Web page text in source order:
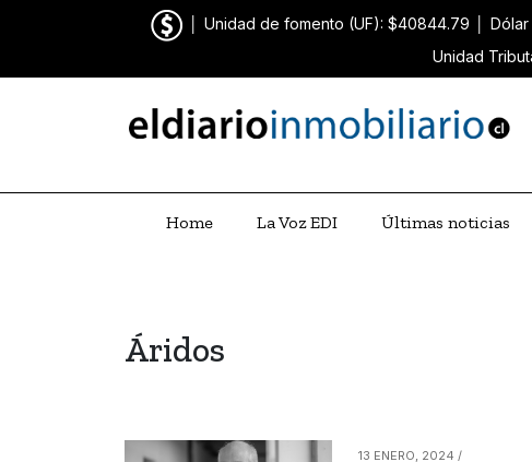
Unidad de fomento (UF): $40844.79
Unidad
Home La Voz EDI Últimas noticias
Áridos
13 ENERO, 2024 /